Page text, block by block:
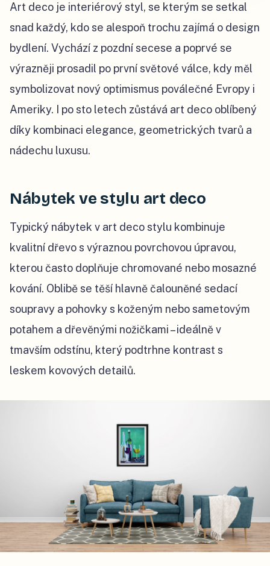
Art deco je interiérový styl, se kterým se setkal
snad každý, kdo se alespoň trochu zajímá o design
bydlení. Vychází z pozdní secese a poprvé se
výrazněji prosadil po první světové válce, kdy měl
symbolizovat nový optimismus poválečné Evropy i
Ameriky. I po sto letech zůstává art deco oblíbený
díky kombinaci elegance, geometrických tvarů a
nádechu luxusu.
Nábytek ve stylu art deco
Typický nábytek v art deco stylu kombinuje
kvalitní dřevo s výraznou povrchovou úpravou,
kterou často doplňuje chromované nebo mosazné
kování. Oblibě se těší hlavně čalouněné sedací
soupravy a pohovky s koženým nebo sametovým
potahem a dřevěnými nožičkami – ideálně v
tmavším odstínu, který podtrhne kontrast s
leskem kovových detailů.